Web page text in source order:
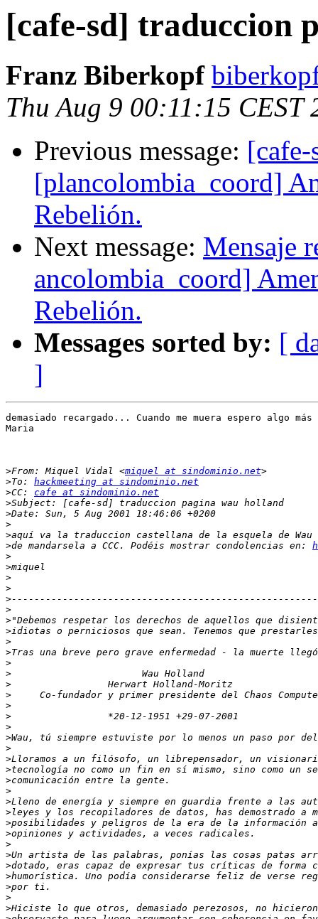
[cafe-sd] traduccion
Franz Biberkopf
Thu Aug 9 00:11:15 CEST
Previous message:
[plancolombia_coord]
Rebelión.
Next message: Mensaje
ancolombia_coord]
Rebelión.
Messages sorted by: [
]
demasiado recargado... Cuando me muera espero algo
Maria
>From: Miquel Vidal <miquel at sindominio.net
>To: hackmeeting at sindominio.net
>CC: cafe at sindominio.net
>
>
>
>
>de mandarsela a CCC. Podéis mostrar condolencias en:
>
>
>
>
>
>
>
>
>
>
>
>
>
>
>
>
>
>
>
>
>
>
>
>
>
>
>
>
>
>
>
>
>
>